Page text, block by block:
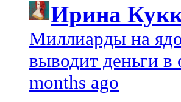
Ирина
Миллиарды на
выводит деньги
months ago